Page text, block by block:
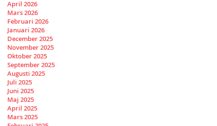
April 2026
Mars 2026
Februari 2026
Januari 2026
December 2025
November 2025
Oktober 2025
September 2025
Augusti 2025
Juli 2025
Juni 2025
Maj 2025
April 2025
Mars 2025